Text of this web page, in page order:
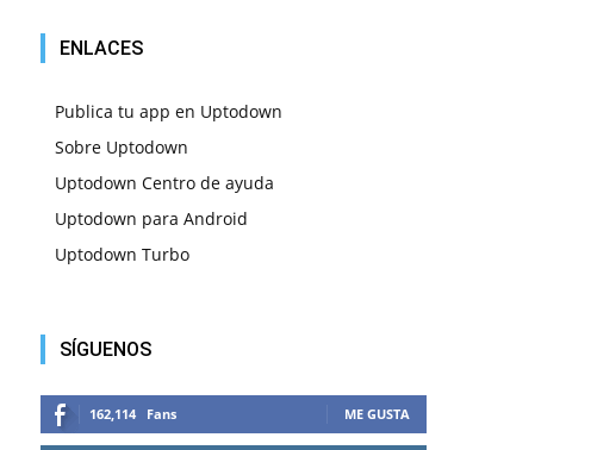
ENLACES
Publica tu app en Uptodown
Sobre Uptodown
Uptodown Centro de ayuda
Uptodown para Android
Uptodown Turbo
SÍGUENOS
162,114 Fans ME GUSTA